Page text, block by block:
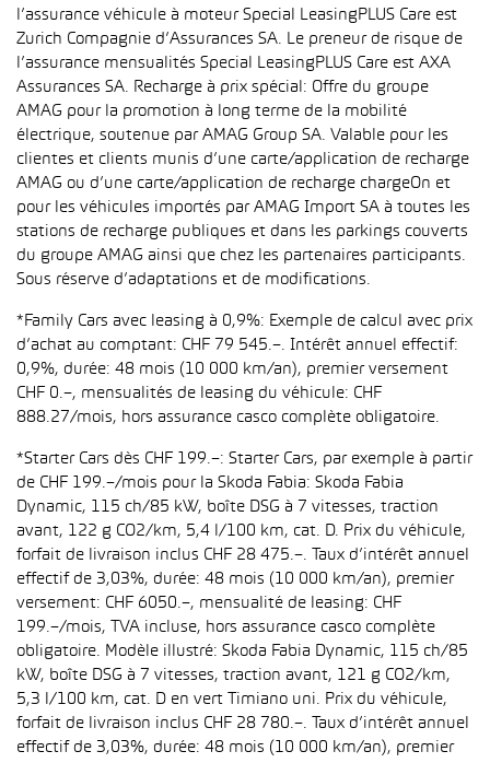
l’assurance véhicule à moteur Special LeasingPLUS Care est
Zurich Compagnie d’Assurances SA. Le preneur de risque de
l’assurance mensualités Special LeasingPLUS Care est AXA
Assurances SA. Recharge à prix spécial: Offre du groupe
AMAG pour la promotion à long terme de la mobilité
électrique, soutenue par AMAG Group SA. Valable pour les
clientes et clients munis d’une carte/application de recharge
AMAG ou d’une carte/application de recharge chargeOn et
pour les véhicules importés par AMAG Import SA à toutes les
stations de recharge publiques et dans les parkings couverts
du groupe AMAG ainsi que chez les partenaires participants.
Sous réserve d’adaptations et de modifications.
*Family Cars avec leasing à 0,9%: Exemple de calcul avec prix
d’achat au comptant: CHF 79 545.–. Intérêt annuel effectif:
0,9%, durée: 48 mois (10 000 km/an), premier versement
CHF 0.–, mensualités de leasing du véhicule: CHF
888.27/mois, hors assurance casco complète obligatoire.
*Starter Cars dès CHF 199.–: Starter Cars, par exemple à partir
de CHF 199.–/mois pour la Skoda Fabia: Skoda Fabia
Dynamic, 115 ch/85 kW, boîte DSG à 7 vitesses, traction
avant, 122 g CO2/km, 5,4 l/100 km, cat. D. Prix du véhicule,
forfait de livraison inclus CHF 28 475.–. Taux d’intérêt annuel
effectif de 3,03%, durée: 48 mois (10 000 km/an), premier
versement: CHF 6050.–, mensualité de leasing: CHF
199.–/mois, TVA incluse, hors assurance casco complète
obligatoire. Modèle illustré: Skoda Fabia Dynamic, 115 ch/85
kW, boîte DSG à 7 vitesses, traction avant, 121 g CO2/km,
5,3 l/100 km, cat. D en vert Timiano uni. Prix du véhicule,
forfait de livraison inclus CHF 28 780.–. Taux d’intérêt annuel
effectif de 3,03%, durée: 48 mois (10 000 km/an), premier